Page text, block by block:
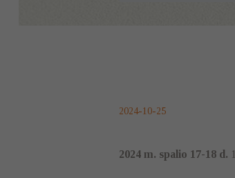
2024-10-25
2024 m. spalio 17-18 d.